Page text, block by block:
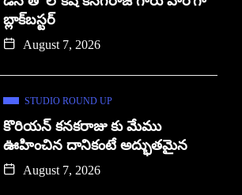
బ్లాక్‌బస్టర్
August 7, 2026
STUDIO ROUND UP
కొరియన్ కనకరాజు కు మేము
ఊహించిన దానికంటే అద్భుతమైన
August 7, 2026